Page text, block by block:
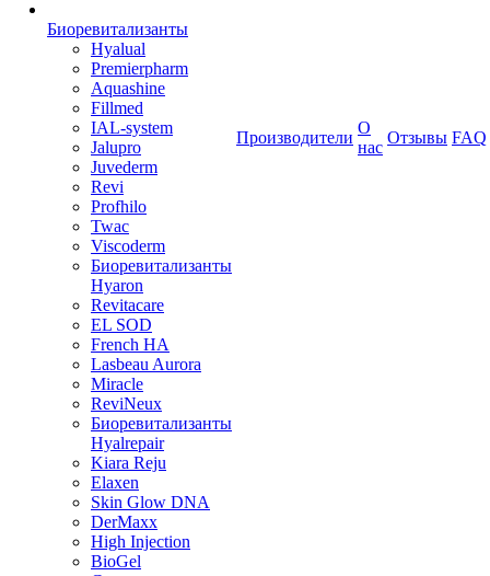
Биоревитализанты
Hyalual
Premierpharm
Aquashine
Fillmed
IAL-system
Jalupro
Juvederm
Revi
Profhilo
Twac
Viscoderm
Биоревитализанты
Hyaron
Revitacare
EL SOD
French HA
Lasbeau Aurora
Miracle
ReviNeux
Биоревитализанты
Hyalrepair
Kiara Reju
Elaxen
Skin Glow DNA
DerMaxx
High Injection
BioGel
Производители
О
нас
Отзывы FAQ